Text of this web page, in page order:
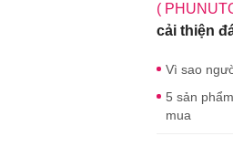
(
cải thiện
Vì sao
5 sản
mua